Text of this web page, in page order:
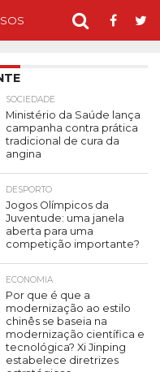
SOCIEDADE
Ministério da Saúde lança
campanha contra prática
tradicional de cura da
angina
DESPORTO
Jogos Olímpicos da
Juventude: uma janela
aberta para uma
competição importante?
ECONOMIA
Por que é que a
modernização ao estilo
chinês se baseia na
modernização científica e
tecnológica? Xi Jinping
estabelece diretrizes